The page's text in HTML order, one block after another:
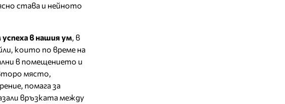
става и нейното
в нашия ум, в
които по време на
в помещението и
място,
помага за
връзката между